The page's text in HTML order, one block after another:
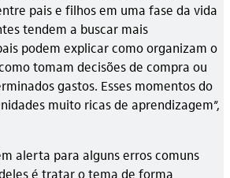
pais e filhos em uma fase da vida
tendem a buscar mais
podem explicar como organizam o
tomam decisões de compra ou
gastos. Esses momentos do
muito ricas de aprendizagem”,
alerta para alguns erros comuns
é tratar o tema de forma